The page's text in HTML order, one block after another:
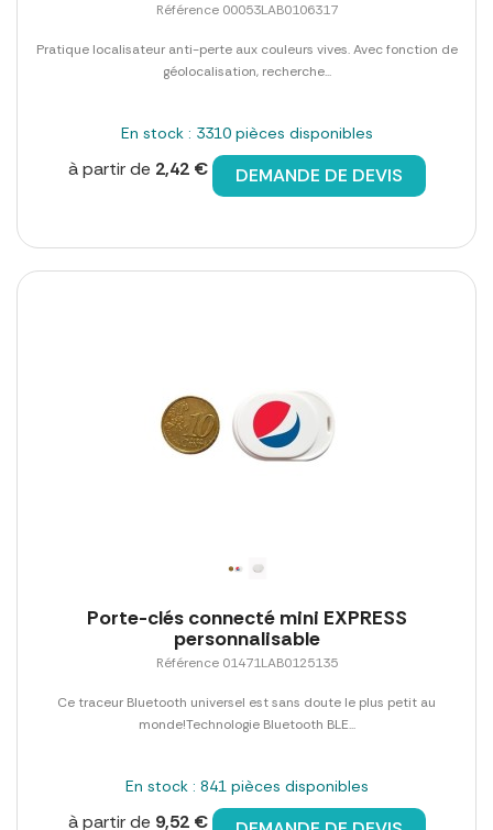
Référence 00053LAB0106317
Pratique localisateur anti-perte aux couleurs vives. Avec fonction de
géolocalisation, recherche...
En stock : 3310 pièces disponibles
à partir de 2,42 € DEMANDE DE DEVIS
Porte-clés connecté mini EXPRESS
personnalisable
Référence 01471LAB0125135
Ce traceur Bluetooth universel est sans doute le plus petit au
monde!Technologie Bluetooth BLE...
En stock : 841 pièces disponibles
à partir de 9,52 €